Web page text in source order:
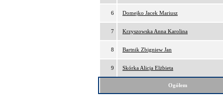
6 Domejko Jacek Mariusz
7 Krzyszowska Anna Karolina
8 Bartnik Zbigniew Jan
9 Skórka Alicja Elżbieta
Ogółem